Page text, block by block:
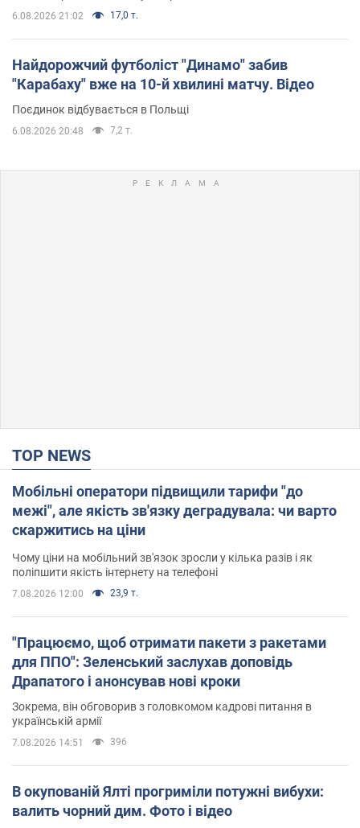
6.08.2026 21:02 17,0 т.
Найдорожчий футболіст "Динамо" забив
"Карабаху" вже на 10-й хвилині матчу. Відео
Поєдинок відбувається в Польщі
6.08.2026 20:48 7,2 т.
TOP NEWS
Мобільні оператори підвищили тарифи "до
межі", але якість зв'язку деградувала: чи варто
скаржитись на ціни
Чому ціни на мобільний зв'язок зросли у кілька разів і як
поліпшити якість інтернету на телефоні
7.08.2026 12:00 23,9 т.
"Працюємо, щоб отримати пакети з ракетами
для ППО": Зеленський заслухав доповідь
Драпатого і анонсував нові кроки
Зокрема, він обговорив з головкомом кадрові питання в
українській армії
7.08.2026 14:51 396
В окупованій Ялті прогриміли потужні вибухи:
валить чорний дим. Фото і відео